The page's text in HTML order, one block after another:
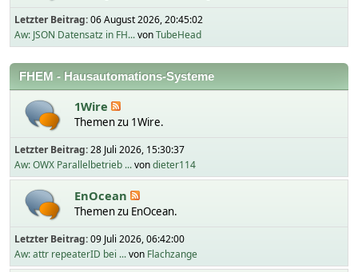
Letzter Beitrag:06 August 2026, 20:45:02
Aw: JSON Datensatz in FH...vonTubeHead
FHEM - Hausautomations-Systeme
1Wire
Themen zu 1Wire.
Letzter Beitrag:28 Juli 2026, 15:30:37
Aw: OWX Parallelbetrieb ...vondieter114
EnOcean
Themen zu EnOcean.
Letzter Beitrag:09 Juli 2026, 06:42:00
Aw: attr repeaterID bei ...von Flachzange